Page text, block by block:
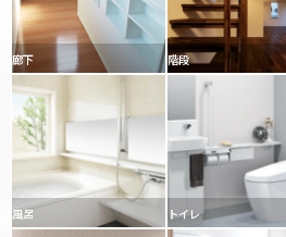
廊下 階段
風呂 トイレ